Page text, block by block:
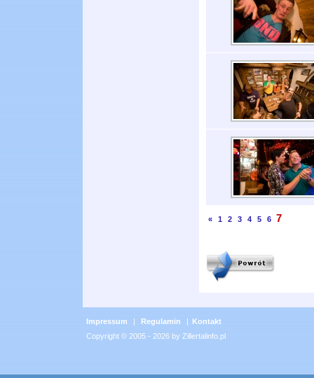
« 1 2 3 4 5 6 7
Impressum | Regulamin | Kontakt
Copyright © 2005 - 2026 by Zillertalinfo.pl